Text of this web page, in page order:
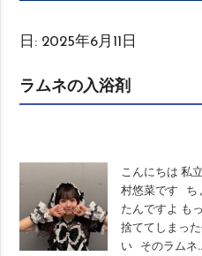
日: 2025年6月11日
ラムネの入浴剤
こんにちは 私
村悠菜です ち
たんですよ も
捨ててしまっ
い そのラムネ